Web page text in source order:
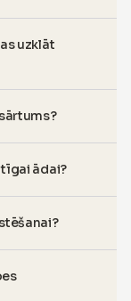
uzklāt
ādai?